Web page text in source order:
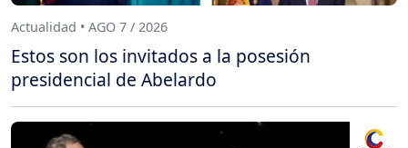
Actualidad • AGO 7 / 2026
Estos son los invitados a la posesión
presidencial de Abelardo